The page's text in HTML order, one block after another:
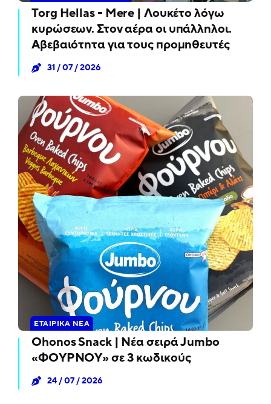
Torg Hellas - Mere | Λουκέτο λόγω
κυρώσεων. Στον αέρα οι υπάλληλοι.
Αβεβαιότητα για τους προμηθευτές
31 / 07 / 2026
ΕΤΑΙΡΙΚΆ ΝΈΑ
Ohonos Snack | Νέα σειρά Jumbo
«ΦΟΥΡΝΟΥ» σε 3 κωδικούς
24 / 07 / 2026